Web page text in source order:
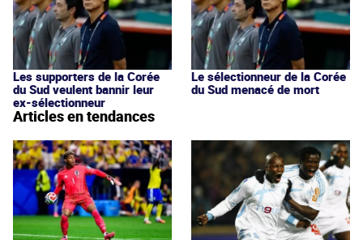
Les supporters de la Corée
du Sud veulent bannir leur
ex-sélectionneur
Le sélectionneur de la Corée
du Sud menacé de mort
Articles en tendances